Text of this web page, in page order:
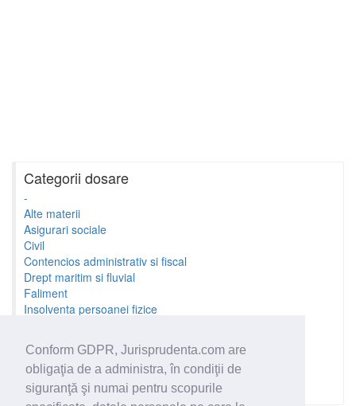
Conform GDPR, Jurisprudenta.com are
obligaţia de a administra, în condiţii de
siguranţă şi numai pentru scopurile
Categorii dosare
-
Alte materii
Asigurari sociale
Civil
Contencios administrativ si fiscal
Drept maritim si fluvial
Faliment
Insolventa persoanei fizice
Minori si familie
Penal
Proprietate Intelectuala